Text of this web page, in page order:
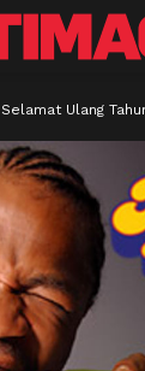
Selamat Ulang